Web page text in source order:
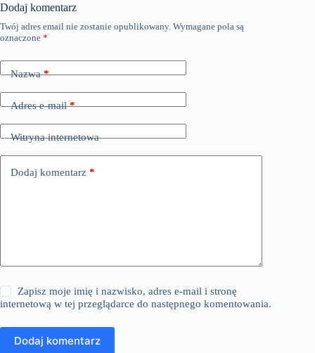
Dodaj komentarz
Twój adres email nie zostanie opublikowany. Wymagane pola są
oznaczone *
Nazwa*
Adres e-mail*
Witryna internetowa
Dodaj komentarz *
Zapisz moje imię i nazwisko, adres e-mail i stronę
internetową w tej przeglądarce do następnego komentowania.
Dodaj komentarz